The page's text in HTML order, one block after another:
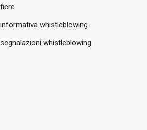
fiere
informativa whistleblowing
segnalazioni whistleblowing